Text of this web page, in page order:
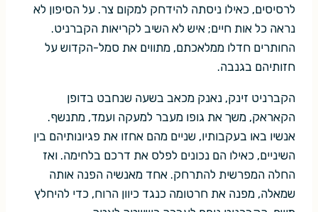
לרסיסים, כאילו ניסתה להידחק למקום צר. על הסיפון לא
נראה כל אות חיים; איש לא השיב לקריאות הקברניט.
החותרים חדלו ממלאכתם, מתווים את סמל-הקדוש על
חזותיהם בגנבה.
הקברניט זינק, נאנק מכאב בשעה שנחבט בדופן
הקאראק, משך את גופו מעבר למעקה ועמד, מתנשף.
אנשיו באו בעקבותיו, שניים מהם אחזו את פגיונותיהם בין
השיניים, כאילו הם נכונים לפלס את דרכם בלחימה. ואז
החלה המפרשית להתרחק. אחד מאנשיה הפנה אותה
שמאלה, מפנה את חרטומה כנגד כיוון הרוח, כדי להיחלץ